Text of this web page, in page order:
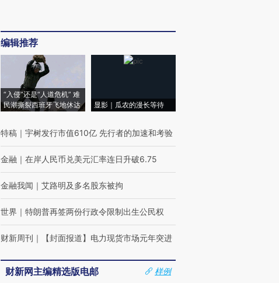
编辑推荐
“入侵”还是“人道危机” 难
民潮撕裂西班牙飞地休达
显影｜瓜农的漫长等待
特稿 ｜ 宇树发行市值610亿 先行者的加速和考验
金融 ｜ 在岸人民币兑美元汇率连日升破6.75
金融我闻 ｜ 艾路明及多名股东被拘
世界 ｜ 特朗普再签两份行政令限制出生公民权
财新周刊 ｜ 【封面报道】电力现货市场元年突进
财新网主编精选版电邮
样例